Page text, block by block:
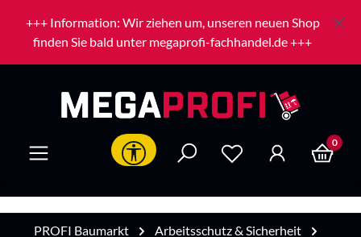
Zum Hauptinhalt springen
+++ Information: Wir ziehen um, unseren neuen Shop
finden Sie bald unter megaprofi-fachhandel.de +++
Werkzeugleiste anzeigen 0
PROFI Baumarkt
Arbeitsschutz & Sicherheit